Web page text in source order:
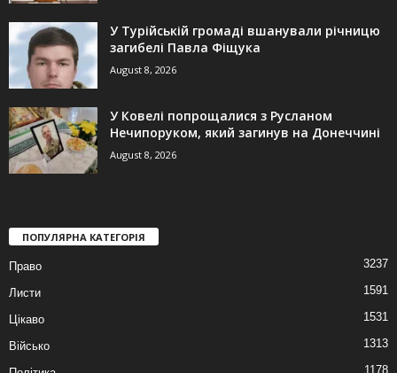
У Турійській громаді вшанували річницю
загибелі Павла Фіщука
August 8, 2026
У Ковелі попрощалися з Русланом
Нечипоруком, який загинув на Донеччині
August 8, 2026
ПОПУЛЯРНА КАТЕГОРІЯ
Право 3237
Листи 1591
Цікаво 1531
Військо 1313
1178